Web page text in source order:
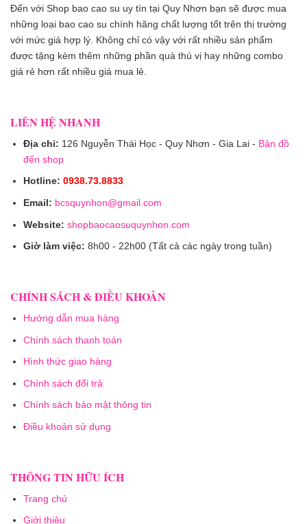
Đến với Shop bao cao su uy tín tại Quy Nhơn bạn sẽ được mua
những loại bao cao su chính hãng chất lượng tốt trên thị trường
với mức giá hợp lý. Không chỉ có vậy với rất nhiều sản phẩm
được tặng kèm thêm những phần quà thú vị hay những combo
giá rẻ hơn rất nhiều giá mua lẻ.
LIÊN HỆ NHANH
Địa chỉ: 126 Nguyễn Thái Học - Quy Nhơn - Gia Lai - Bản đồ
đến shop
Hotline: 0938.73.8833
Email: bcsquynhon@gmail.com
Website: shopbaocaosuquynhon.com
Giờ làm việc: 8h00 - 22h00 (Tất cả các ngày trong tuần)
CHÍNH SÁCH & ĐIỀU KHOẢN
Hướng dẫn mua hàng
Chính sách thanh toán
Hình thức giao hàng
Chính sách đổi trả
Chính sách bảo mật thông tin
Điều khoản sử dụng
THÔNG TIN HỮU ÍCH
Trang chủ
Giới thiệu